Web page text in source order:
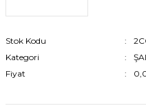
Stok Kodu
Kategori
Fiyat